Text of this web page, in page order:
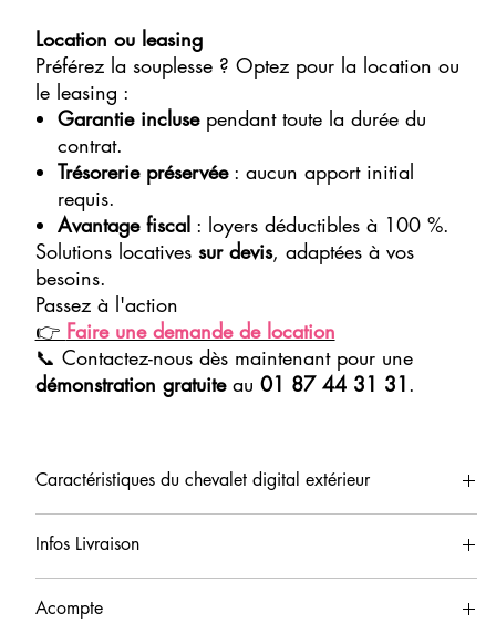
Location ou leasing
Préférez la souplesse ? Optez pour la location ou
le leasing :
Garantie inclusependant toute la durée du
contrat.
Trésorerie préservée: aucun apport initial
requis.
Avantage fiscal: loyers déductibles à 100 %.
Solutions locatives sur devis, adaptées à vos
besoins.
Passez à l'action
👉 Faire une demande de location
📞 Contactez-nous dès maintenant pour une
démonstration gratuiteau 01 87 44 31 31.
Caractéristiques du chevalet digital extérieur
équipé d'un écran de 43 pouces offrant une luminosité de 2500
roulettes verrouillables, nos chevalets sont faciles à déplacer et à
Infos Livraison
livraison. Livraison 350€HT en France
Acompte